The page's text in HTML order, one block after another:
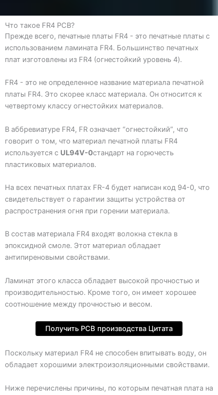
Что такое FR4 PCB?
Прежде всего, печатные платы FR4 - это печатные платы с
использованием ламината FR4. Большинство печатных
плат изготовлены из FR4 (огнестойкий уровень 4).
FR4 - это не определенное название материала печатной
платы FR4. Это скорее класс материала. Он относится к
четвертому классу огнестойких материалов.
В аббревиатуре FR4, FR означает “огнестойкий”, что
говорит о том, что материал печатной платы FR4
используется с UL94V-0стандарт на горючесть
пластиковых материалов.
На всех печатных платах FR-4 будет написан код 94-0, что
свидетельствует о гарантии защиты устройства от
распространения огня при горении материала.
В состав материала FR4 входят волокна стекла в
эпоксидной смоле. Этот материал обладает
антипиреновыми свойствами.
Ламинат этого класса обладает высокой прочностью и
производительностью. Кроме того, он имеет хорошее
соотношение между прочностью и весом.
Получить PCB производства Цитата
Поскольку материал FR4 не способен впитывать воду, он
обладает хорошими электроизоляционными свойствами.
Ниже перечислены причины, по которым печатная плата на